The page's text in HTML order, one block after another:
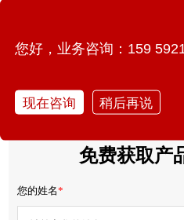
下一篇：燃气管网监测，万宾科
免费获取产
您的姓名*
您好，业务咨询：159
现在咨询 稍后再说